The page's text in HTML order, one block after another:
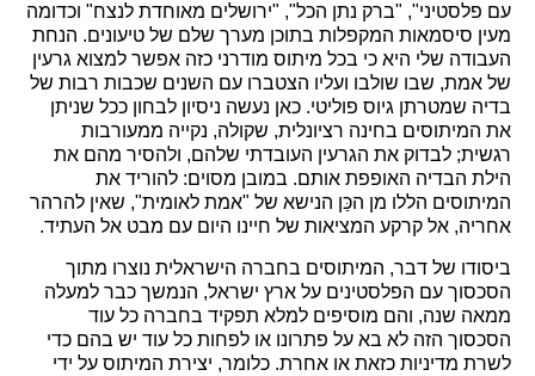
עם פלסטיני", "ברק נתן הכל", "ירושלים מאוחדת לנצח" וכדומה
מעין סיסמאות המקפלות בתוכן מערך שלם של טיעונים. הנחת
העבודה שלי היא כי בכל מיתוס מודרני כזה אפשר למצוא גרעין
של אמת, שבו שולבו ועליו הצטברו עם השנים שכבות רבות של
בדיה שמטרתן גיוס פוליטי. כאן נעשה ניסיון לבחון ככל שניתן
את המיתוסים בחינה רציונלית, שקולה, נקייה ממעורבות
רגשית; לבדוק את הגרעין העובדתי שלהם, ולהסיר מהם את
הילת הבדיה האופפת אותם. במובן מסוים: להוריד את
המיתוסים הללו מן הכַּן הנישא של "אמת לאומית", שאין להרהר
אחריה, אל קרקע המציאות של חיינו היום עם מבט אל העתיד.
ביסודו של דבר, המיתוסים בחברה הישראלית נוצרו מתוך
הסכסוך עם הפלסטינים על ארץ ישראל, הנמשך כבר למעלה
ממאה שנה, והם מוסיפים למלא תפקיד בחברה כל עוד
הסכסוך הזה לא בא על פתרונו או לפחות כל עוד יש בהם כדי
לשרת מדיניות כזאת או אחרת. כלומר, יצירת המיתוס על ידי